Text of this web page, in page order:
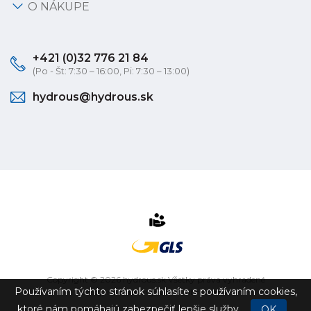
O NÁKUPE
+421 (0)32 776 21 84
(Po - Št: 7:30 – 16:00, Pi: 7:30 – 13:00)
hydrous@hydrous.sk
Copyright © 2026 hydrous.sk Všetky práva vyhradené
eshop na mieruvytvorilovibration.sk
Používaním týchto stránok súhlasíte s používaním cookies,